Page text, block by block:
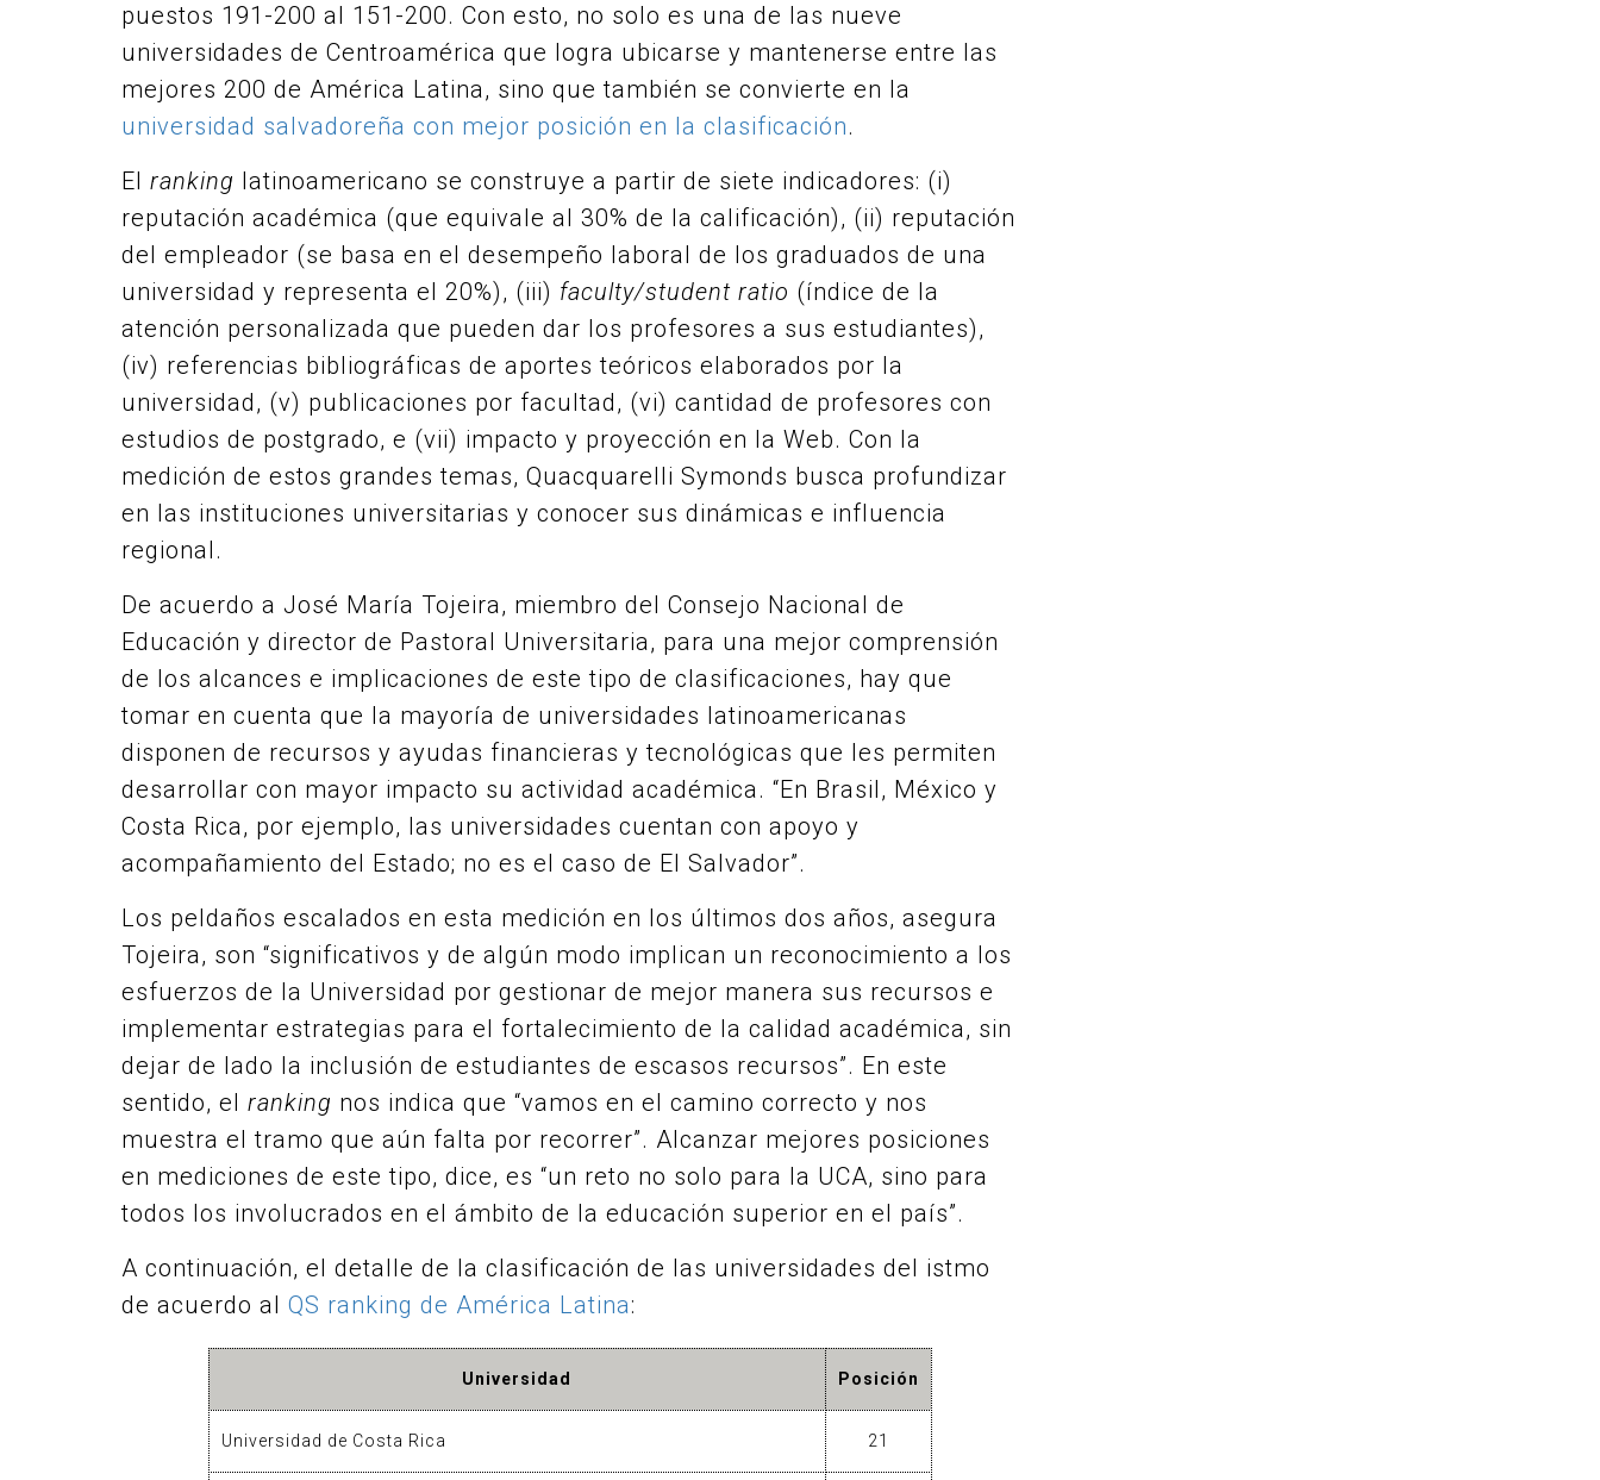
puestos 191-200 al 151-200. Con esto, no solo es una de las nueve
universidades de Centroamérica que logra ubicarse y mantenerse entre las
mejores 200 de América Latina, sino que también se convierte en la
universidad salvadoreña con mejor posición en la clasificación.
El ranking latinoamericano se construye a partir de siete indicadores: (i)
reputación académica (que equivale al 30% de la calificación), (ii) reputación
del empleador (se basa en el desempeño laboral de los graduados de una
universidad y representa el 20%), (iii) faculty/student ratio (índice de la
atención personalizada que pueden dar los profesores a sus estudiantes),
(iv) referencias bibliográficas de aportes teóricos elaborados por la
universidad, (v) publicaciones por facultad, (vi) cantidad de profesores con
estudios de postgrado, e (vii) impacto y proyección en la Web. Con la
medición de estos grandes temas, Quacquarelli Symonds busca profundizar
en las instituciones universitarias y conocer sus dinámicas e influencia
regional.
De acuerdo a José María Tojeira, miembro del Consejo Nacional de
Educación y director de Pastoral Universitaria, para una mejor comprensión
de los alcances e implicaciones de este tipo de clasificaciones, hay que
tomar en cuenta que la mayoría de universidades latinoamericanas
disponen de recursos y ayudas financieras y tecnológicas que les permiten
desarrollar con mayor impacto su actividad académica. “En Brasil, México y
Costa Rica, por ejemplo, las universidades cuentan con apoyo y
acompañamiento del Estado; no es el caso de El Salvador”.
Los peldaños escalados en esta medición en los últimos dos años, asegura
Tojeira, son “significativos y de algún modo implican un reconocimiento a los
esfuerzos de la Universidad por gestionar de mejor manera sus recursos e
implementar estrategias para el fortalecimiento de la calidad académica, sin
dejar de lado la inclusión de estudiantes de escasos recursos”. En este
sentido, el ranking nos indica que “vamos en el camino correcto y nos
muestra el tramo que aún falta por recorrer”. Alcanzar mejores posiciones
en mediciones de este tipo, dice, es “un reto no solo para la UCA, sino para
todos los involucrados en el ámbito de la educación superior en el país”.
A continuación, el detalle de la clasificación de las universidades del istmo
de acuerdo al QS ranking de América Latina:
Universidad Posición
Universidad de Costa Rica 21